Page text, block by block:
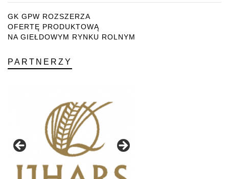
GK GPW ROZSZERZA
OFERTĘ PRODUKTOWĄ
NA GIEŁDOWYM RYNKU ROLNYM
PARTNERZY